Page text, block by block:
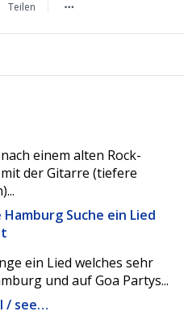
Teilen
einem alten Rock-
der Gitarre (tiefere
Hamburg Suche ein Lied
ein Lied welches sehr
und auf Goa Partys...
/ see…